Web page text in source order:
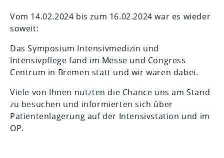
Vom 14.02.2024 bis zum 16.02.2024 war es wieder
soweit:
Das Symposium Intensivmedizin und
Intensivpflege fand im Messe und Congress
Centrum in Bremen statt und wir waren dabei.
Viele von Ihnen nutzten die Chance uns am Stand
zu besuchen und informierten sich über
Patientenlagerung auf der Intensivstation und im
OP.